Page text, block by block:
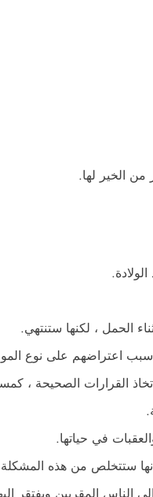
من الخير لها.
الحمل ، لكنها ستنتهي.
اعتراضهم على نوع
القرارات الصحيحة ،
في حياتها.
ستتخلص من هذه
الناس المقربين ويفتقر